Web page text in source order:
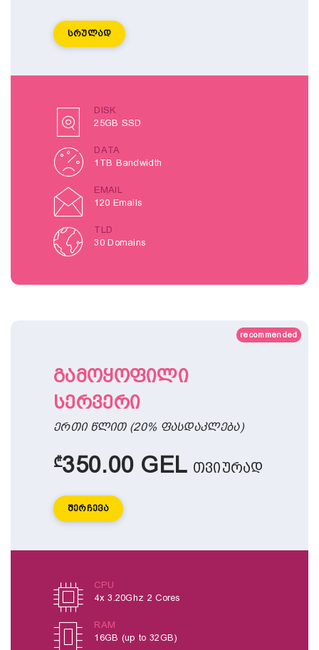
Სრულად
DISK
25GB SSD
DATA
1TB Bandwidth
EMAIL
120 Emails
TLD
30 Domains
recommended
გამოყოფილი
სერვერი
ერთი წლით (20% ფასდაკლება)
₾350.00 GEL თვიურად
Შერჩევა
CPU
4x 3.20Ghz 2 Cores
RAM
16GB (up to 32GB)